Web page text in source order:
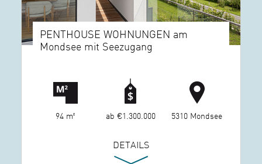
PENTHOUSE WOHNUNGEN am
Mondsee mit Seezugang
94 m² ab €1.300.000 5310 Mondsee
DETAILS